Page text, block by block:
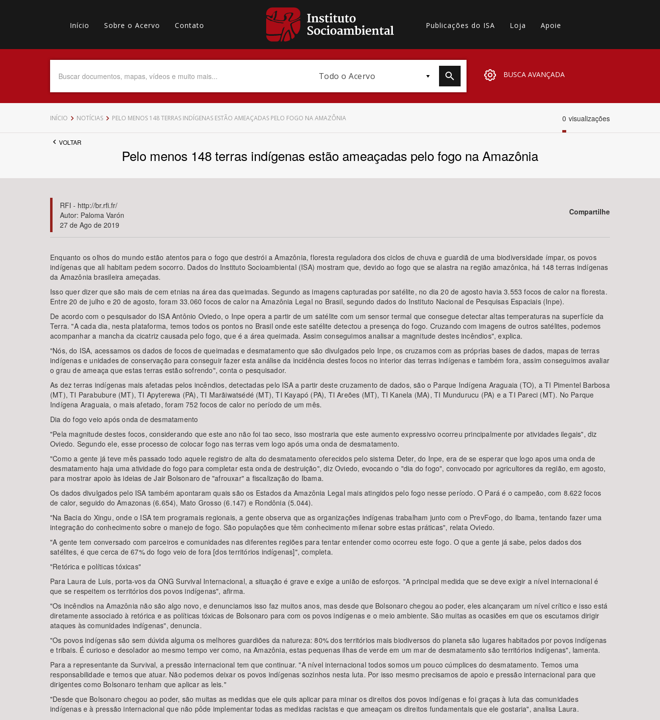
Main
navigation
Início Sobre o Acervo Contato
secundário
Publicações do ISA Loja Apoie
Todo o Acervo BUSCA AVANÇADA
Data do Documento Até
Bioma / Bacia
Tema
Área de Levantamento Área Protegida
BUSCAR
INÍCIO NOTÍCIAS PELO MENOS 148 TERRAS INDÍGENAS ESTÃO AMEAÇADAS PELO FOGO NA AMAZÔNIA 0 visualizações
VOLTAR
Pelo menos 148 terras indígenas estão ameaçadas pelo fogo na Amazônia
RFI - http://br.rfi.fr/
Autor: Paloma Varón
27 de Ago de 2019
Compartilhe
Enquanto os olhos do mundo estão atentos para o fogo que destrói a Amazônia, floresta reguladora dos ciclos de chuva e guardiã de uma biodiversidade ímpar, os povos
indígenas que ali habitam pedem socorro. Dados do Instituto Socioambiental (ISA) mostram que, devido ao fogo que se alastra na região amazônica, há 148 terras indígenas
da Amazônia brasileira ameçadas.
Isso quer dizer que são mais de cem etnias na área das queimadas. Segundo as imagens capturadas por satélite, no dia 20 de agosto havia 3.553 focos de calor na floresta.
Entre 20 de julho e 20 de agosto, foram 33.060 focos de calor na Amazônia Legal no Brasil, segundo dados do Instituto Nacional de Pesquisas Espaciais (Inpe).
De acordo com o pesquisador do ISA Antônio Oviedo, o Inpe opera a partir de um satélite com um sensor termal que consegue detectar altas temperaturas na superfície da
Terra. "A cada dia, nesta plataforma, temos todos os pontos no Brasil onde este satélite detectou a presença do fogo. Cruzando com imagens de outros satélites, podemos
acompanhar a mancha da cicatriz causada pelo fogo, que é a área queimada. Assim conseguimos analisar a magnitude destes incêndios", explica.
"Nós, do ISA, acessamos os dados de focos de queimadas e desmatamento que são divulgados pelo Inpe, os cruzamos com as próprias bases de dados, mapas de terras
indígenas e unidades de conservação para conseguir fazer esta análise da incidência destes focos no interior das terras indígenas e também fora, assim conseguimos avaliar
o grau de ameaça que estas terras estão sofrendo", conta o pesquisador.
As dez terras indígenas mais afetadas pelos incêndios, detectadas pelo ISA a partir deste cruzamento de dados, são o Parque Indígena Araguaia (TO), a TI Pimentel Barbosa
(MT), TI Parabubure (MT), TI Apyterewa (PA), TI Marãiwatsédé (MT), TI Kayapó (PA), TI Areões (MT), TI Kanela (MA), TI Mundurucu (PA) e a TI Pareci (MT). No Parque
Indígena Araguaia, o mais afetado, foram 752 focos de calor no período de um mês.
Dia do fogo veio após onda de desmatamento
"Pela magnitude destes focos, considerando que este ano não foi tao seco, isso mostraria que este aumento expressivo ocorreu principalmente por atividades ilegais", diz
Oviedo. Segundo ele, esse processo de colocar fogo nas terras vem logo após uma onda de desmatamento.
"Como a gente já teve mês passado todo aquele registro de alta do desmatamento oferecidos pelo sistema Deter, do Inpe, era de se esperar que logo apos uma onda de
desmatamento haja uma atividade do fogo para completar esta onda de destruição", diz Oviedo, evocando o "dia do fogo", convocado por agricultores da região, em agosto,
para mostrar apoio às ideias de Jair Bolsonaro de "afrouxar" a fiscalização do Ibama.
Os dados divulgados pelo ISA também apontaram quais são os Estados da Amazônia Legal mais atingidos pelo fogo nesse período. O Pará é o campeão, com 8.622 focos
de calor, seguido do Amazonas (6.654), Mato Grosso (6.147) e Rondônia (5.044).
"Na Bacia do Xingu, onde o ISA tem programais regionais, a gente observa que as organizações indígenas trabalham junto com o PrevFogo, do Ibama, tentando fazer uma
integração do conhecimento sobre o manejo de fogo. São populações que têm conhecimento milenar sobre estas práticas", relata Oviedo.
"A gente tem conversado com parceiros e comunidades nas diferentes regiões para tentar entender como ocorreu este fogo. O que a gente já sabe, pelos dados dos
satélites, é que cerca de 67% do fogo veio de fora [dos territórios indígenas]", completa.
"Retórica e políticas tóxicas"
Para Laura de Luis, porta-vos da ONG Survival Internacional, a situação é grave e exige a união de esforços. "A principal medida que se deve exigir a nível internacional é
que se respeitem os territórios dos povos indígenas", afirma.
"Os incêndios na Amazônia não são algo novo, e denunciamos isso faz muitos anos, mas desde que Bolsonaro chegou ao poder, eles alcançaram um nível crítico e isso está
diretamente associado à retórica e as políticas tóxicas de Bolsonaro para com os povos indígenas e o meio ambiente. São muitas as ocasiões em que os escutamos dirigir
ataques às comunidades indígenas", denuncia.
"Os povos indígenas são sem dúvida alguma os melhores guardiões da natureza: 80% dos territórios mais biodiversos do planeta são lugares habitados por povos indígenas
e tribais. É curioso e desolador ao mesmo tempo ver como, na Amazônia, estas pequenas ilhas de verde em um mar de desmatamento são territórios indígenas", lamenta.
Para a representante da Survival, a pressão internacional tem que continuar. "A nível internacional todos somos um pouco cúmplices do desmatamento. Temos uma
responsabilidade e temos que atuar. Não podemos deixar os povos indígenas sozinhos nesta luta. Por isso mesmo precisamos de apoio e pressão internacional para que
dirigentes como Bolsonaro tenham que aplicar as leis."
"Desde que Bolsonaro chegou ao poder, são muitas as medidas que ele quis aplicar para minar os direitos dos povos indígenas e foi graças à luta das comunidades
indígenas e à pressão internacional que não pôde implementar todas as medidas racistas e que ameaçam os direitos fundamentais que ele gostaria", analisa Laura.